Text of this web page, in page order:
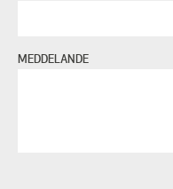
MEDDELANDE